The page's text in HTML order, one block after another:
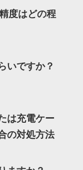
度はどの程
いですか？
は充電ケー
の対処方法